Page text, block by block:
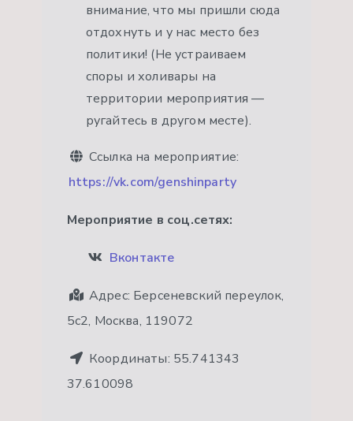
внимание, что мы пришли сюда
отдохнуть и у нас место без
политики! (Не устраиваем
споры и холивары на
территории мероприятия —
ругайтесь в другом месте).
Ссылка на мероприятие:
https://vk.com/genshinparty
Мероприятие в соц.сетях:
Вконтакте
Адрес: Берсеневский переулок,
5с2, Москва, 119072
Координаты: 55.741343
37.610098